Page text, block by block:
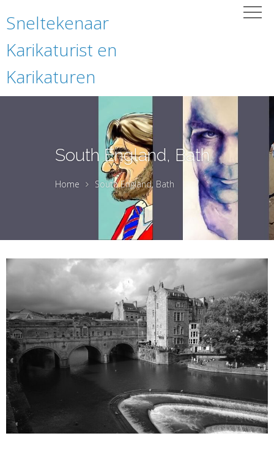
Sneltekenaar
Karikaturist en
Karikaturen
South England, Bath
Home South England, Bath